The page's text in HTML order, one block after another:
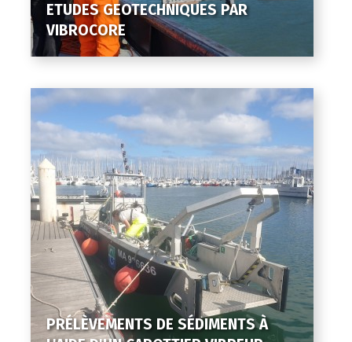
ETUDES GEOTECHNIQUES PAR
VIBROCORE
PRÉLÈVEMENTS DE SÉDIMENTS À